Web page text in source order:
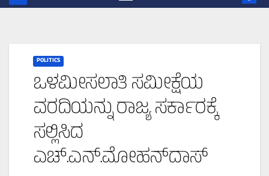
POLITICS
ಒಳಮೀಸಲಾತಿ ಸಮೀಕ್ಷೆಯ
ವರದಿಯನ್ನು ರಾಜ್ಯ ಸರ್ಕಾರಕ್ಕೆ
ಸಲ್ಲಿಸಿದ
ಎಚ್.ಎನ್‌.ಮೋಹನ್‌ದಾಸ್